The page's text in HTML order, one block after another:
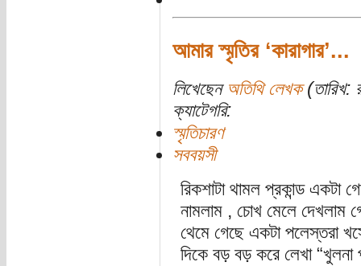
আমার স্মৃতির ‘কারাগার’...
লিখেছেন অতিথি লেখক(তারিখ:
ক্যাটেগরি:
স্মৃতিচারণ
সববয়সী
রিকশাটা থামল প্রকান্ড
নামলাম , চোখ মেলে দেখলাম
থেমে গেছে একটা পলেস্তরা
দিকে বড় বড় করে লেখা